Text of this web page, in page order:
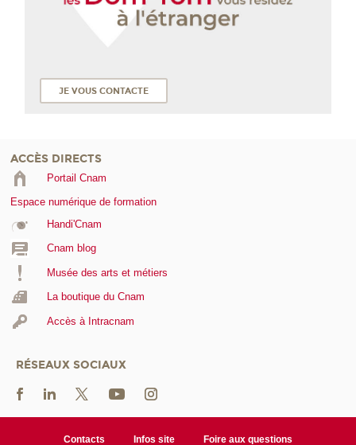
JE VOUS CONTACTE
ACCÈS DIRECTS
Portail Cnam
Espace numérique de formation
Handi'Cnam
Cnam blog
Musée des arts et métiers
La boutique du Cnam
Accès à Intracnam
RÉSEAUX SOCIAUX
Contacts Infos site Foire aux questions